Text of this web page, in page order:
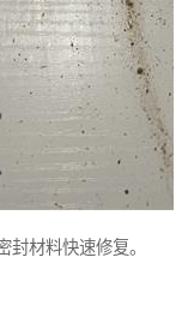
材料快速修复。